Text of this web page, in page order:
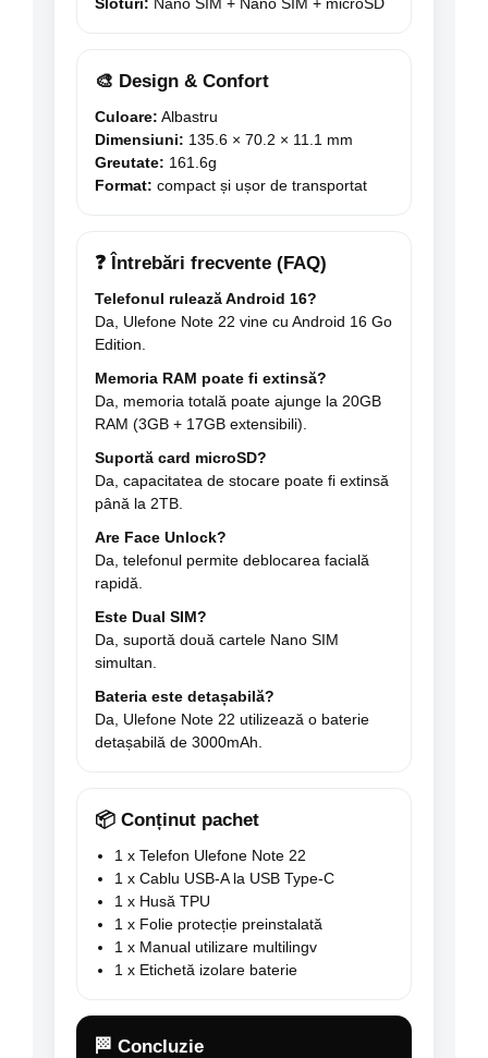
🎨 Design & Confort
Culoare: Albastru
Dimensiuni: 135.6 × 70.2 × 11.1 mm
Greutate: 161.6g
Format: compact și ușor de transportat
❓ Întrebări frecvente (FAQ)
Telefonul rulează Android 16?
Da, Ulefone Note 22 vine cu Android 16 Go
Edition.
Memoria RAM poate fi extinsă?
Da, memoria totală poate ajunge la 20GB
RAM (3GB + 17GB extensibili).
Suportă card microSD?
Da, capacitatea de stocare poate fi extinsă
până la 2TB.
Are Face Unlock?
Da, telefonul permite deblocarea facială
rapidă.
Este Dual SIM?
Da, suportă două cartele Nano SIM
simultan.
Bateria este detașabilă?
Da, Ulefone Note 22 utilizează o baterie
detașabilă de 3000mAh.
📦 Conținut pachet
1 x Telefon Ulefone Note 22
1 x Cablu USB-A la USB Type-C
1 x Husă TPU
1 x Folie protecție preinstalată
1 x Manual utilizare multilingv
1 x Etichetă izolare baterie
🏁 Concluzie